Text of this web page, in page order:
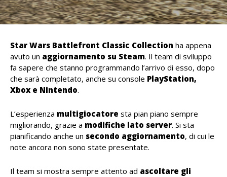
Star Wars Battlefront Classic Collection ha appena
avuto un aggiornamento su Steam. Il team di sviluppo
fa sapere che stanno programmando l’arrivo di esso, dopo
che sarà completato, anche su console PlayStation,
Xbox e Nintendo.
L’esperienza multigiocatore sta pian piano sempre
migliorando, grazie a modifiche lato server. Si sta
pianificando anche un secondo aggiornamento, di cui le
note ancora non sono state presentate.
Il team si mostra sempre attento ad ascoltare gli